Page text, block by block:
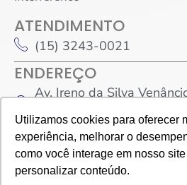
Utilizamos cookies para oferecer
experiência, melhorar o
como você interage em nosso
personalizar conteúdo.
Utilizamos cookies para oferecer
experiência, melhorar o
como você interage em nosso
personalizar conteúdo.
ATENDIMENTO
(15) 3243-0021
ENDEREÇO
Av. Ireno da Silva
– Protestantes.
FALE